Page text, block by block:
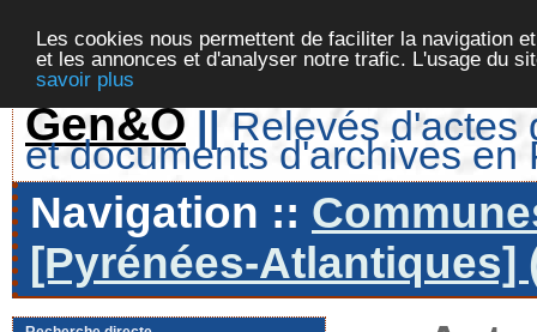
Les cookies nous permettent de faciliter la navigation
et les annonces et d'analyser notre trafic. L'usage du
savoir plus
Gen&O || Relevés d'actes
et documents d'archives en
Navigation ::
[Pyrénées-Atlantiques]